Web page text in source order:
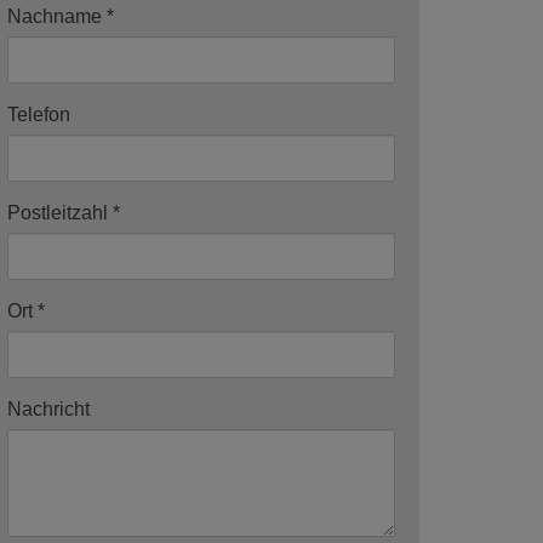
Nachname
Telefon
Postleitzahl
Ort
Nachricht